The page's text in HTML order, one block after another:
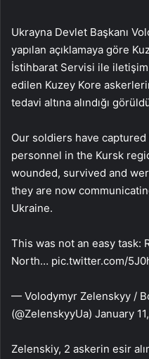
Ukrayna Devlet Başkanı
yapılan açıklamaya göre
İstihbarat Servisi ile
edilen Kuzey Kore
tedavi altına alındığı
Our soldiers have
personnel in the Kursk
wounded, survived and
they are now
Ukraine.
This was not an easy task:
North… pic.twitter.com/
— Volodymyr Zelenskyy /
(@ZelenskyyUa) January
Zelenskiy, 2 askerin esir